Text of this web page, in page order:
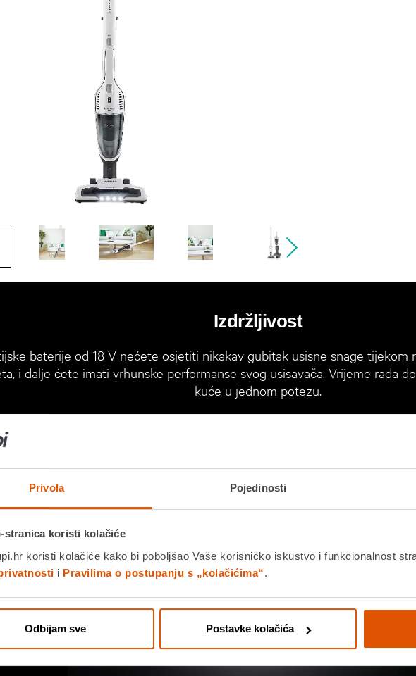
Privola Pojedinosti
stranica koristi kolačiće
koristi kolačiće kako bi poboljšao Vaše korisničko iskustvo i funkcionalnost
i Pravilima o postupanju s „kolačićima“.
Odbijam sve Postavke kolačića
Izdržljivost
baterije od 18 V nećete osjetiti nikakav gubitak usisne snage tijekom
i dalje ćete imati vrhunske performanse svog usisavača. Vrijeme rada
kuće u jednom potezu.